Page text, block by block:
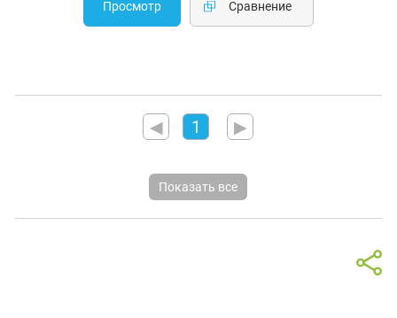
Просмотр Cравнение
◀ 1 ▶
Показать все